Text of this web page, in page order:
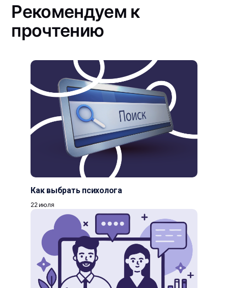
Рекомендуем к
прочтению
Как выбрать психолога
22 июля